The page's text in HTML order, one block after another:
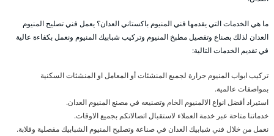
ما هي الخدمات التي يقدمها فني المنيوم باكستاني العدان؟ يعمل فني تصليح المنيوم
العدان لذلك بصناع وتفصيل مطبخ المنيوم وتركيب شبابيك المنيوم ونعمل بكفاءة عالية
في تقديم الخدمات التالية:
تركيب ابواب المنيوم جرارة لجميع المنشئات أو المعامل او المنشئات السكنية
بمواصفات عالمية.
استيراد أفضل انواع الالمنيوم الخام وتصنيعه في مصنع المنيوم العدان.
خدماتنا متاحة عبر خدمة العملاء لاستقبال اتصالاتكم بجميع الاوقات.
نعمل من خلال فني شبابيك العدان في صناعة وتصليح المنيوم الشبابيك مفصلية وقلابة.